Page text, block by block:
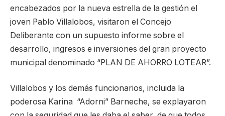
encabezados por la nueva estrella de la gestión el
joven Pablo Villalobos, visitaron el Concejo
Deliberante con un supuesto informe sobre el
desarrollo, ingresos e inversiones del gran proyecto
municipal denominado “PLAN DE AHORRO LOTEAR”.
Villalobos y los demás funcionarios, incluida la
poderosa Karina “Adorni” Barneche, se explayaron